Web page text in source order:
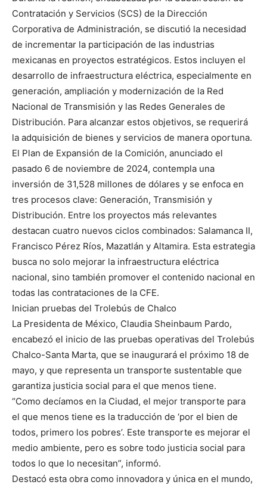
Contratación y Servicios (SCS) de la Dirección
Corporativa de Administración, se discutió la necesidad
de incrementar la participación de las industrias
mexicanas en proyectos estratégicos. Estos incluyen el
desarrollo de infraestructura eléctrica, especialmente en
generación, ampliación y modernización de la Red
Nacional de Transmisión y las Redes Generales de
Distribución. Para alcanzar estos objetivos, se requerirá
la adquisición de bienes y servicios de manera oportuna.
El Plan de Expansión de la Comición, anunciado el
pasado 6 de noviembre de 2024, contempla una
inversión de 31,528 millones de dólares y se enfoca en
tres procesos clave: Generación, Transmisión y
Distribución. Entre los proyectos más relevantes
destacan cuatro nuevos ciclos combinados: Salamanca II,
Francisco Pérez Ríos, Mazatlán y Altamira. Esta estrategia
busca no solo mejorar la infraestructura eléctrica
nacional, sino también promover el contenido nacional en
todas las contrataciones de la CFE.
Inician pruebas del Trolebús de Chalco
La Presidenta de México, Claudia Sheinbaum Pardo,
encabezó el inicio de las pruebas operativas del Trolebús
Chalco-Santa Marta, que se inaugurará el próximo 18 de
mayo, y que representa un transporte sustentable que
garantiza justicia social para el que menos tiene.
“Como decíamos en la Ciudad, el mejor transporte para
el que menos tiene es la traducción de ‘por el bien de
todos, primero los pobres’. Este transporte es mejorar el
medio ambiente, pero es sobre todo justicia social para
todos lo que lo necesitan”, informó.
Destacó esta obra como innovadora y única en el mundo,